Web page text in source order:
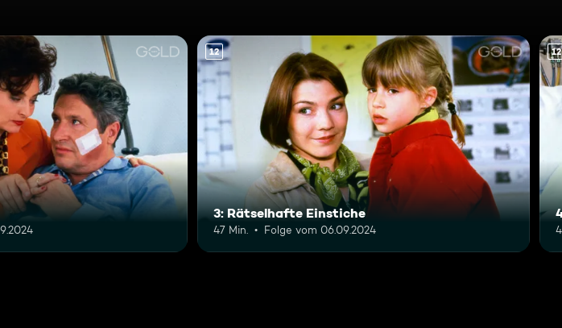
12
3: Rätselhafte Einstiche
47 Min. Folge vom 06.09.2024
12